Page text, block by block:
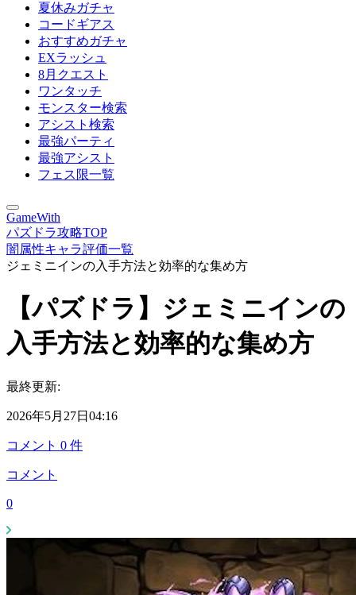
夏休みガチャ
コードギアス
おすすめガチャ
EXラッシュ
8月クエスト
ワンタッチ
モンスター検索
アシスト検索
最強パーティ
最強アシスト
フェス限一覧
GameWith
パズドラ攻略TOP
闇属性キャラ評価一覧
ジェミニインの入手方法と効率的な集め方
【パズドラ】ジェミニインの
入手方法と効率的な集め方
最終更新:
2026年5月27日04:16
コメント 0 件
コメント
0